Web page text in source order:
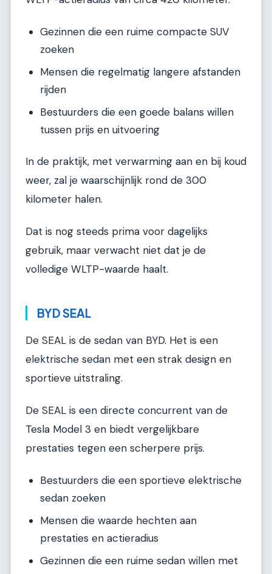
Gezinnen die een ruime compacte SUV
zoeken
Mensen die regelmatig langere afstanden
rijden
Bestuurders die een goede balans willen
tussen prijs en uitvoering
In de praktijk, met verwarming aan en bij koud
weer, zal je waarschijnlijk rond de 300
kilometer halen.
Dat is nog steeds prima voor dagelijks
gebruik, maar verwacht niet dat je de
volledige WLTP-waarde haalt.
BYD SEAL
De SEAL is de sedan van BYD. Het is een
elektrische sedan met een strak design en
sportieve uitstraling.
De SEAL is een directe concurrent van de
Tesla Model 3 en biedt vergelijkbare
prestaties tegen een scherpere prijs.
Bestuurders die een sportieve elektrische
sedan zoeken
Mensen die waarde hechten aan
prestaties en actieradius
Gezinnen die een ruime sedan willen met